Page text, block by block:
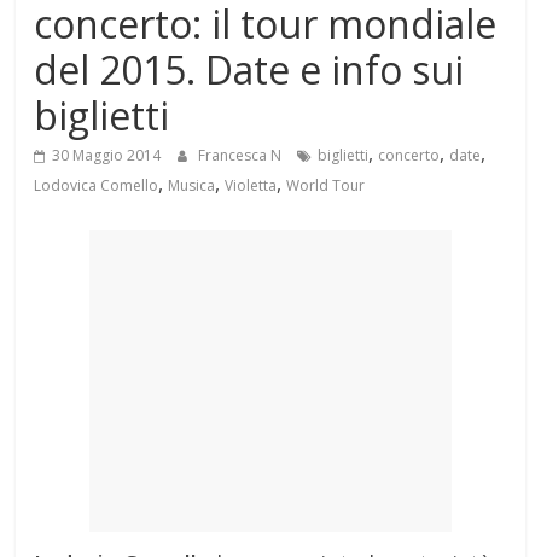
Mondo
concerto: il tour mondiale
del 2015. Date e info sui
biglietti
30 Maggio 2014 Francesca N biglietti, concerto, date,
Lodovica Comello, Musica,Violetta,World Tour